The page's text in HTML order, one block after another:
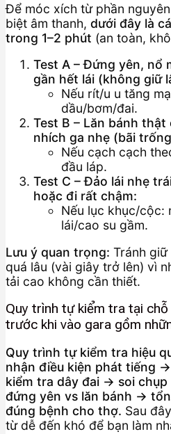
Để móc xích từ phần
biệt âm thanh, dưới đây là
trong 1–2 phút (an toàn,
Test A – Đứng yên, nổ
gần hết lái (không giữ
Nếu rít/u u tăng
dầu/bơm/đai.
Test B – Lăn bánh
nhích ga nhẹ (bãi
Nếu cạch cạch
đầu láp.
Test C – Đảo lái nhẹ
hoặc đi rất chậm:
Nếu lục khục/cộc:
lái/cao su gầm.
Lưu ý quan trọng: Tránh
quá lâu (vài giây trở lên) vì
tải cao không cần thiết.
Quy trình tự kiểm tra tại
trước khi vào gara gồm
Quy trình tự kiểm tra hiệu
nhận điều kiện phát tiếng
kiểm tra dây đai → soi
đứng yên vs lăn bánh →
đúng bệnh cho thợ. Sau
từ dễ đến khó để bạn làm